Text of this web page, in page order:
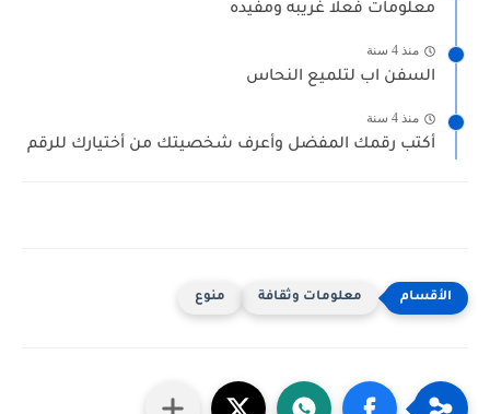
معلومات فعلا غريبه ومفيده
منذ 4 سنة
السفن اب لتلميع النحاس
منذ 4 سنة
أكتب رقمك المفضل وأعرف شخصيتك من أختيارك للرقم
معلومات وثقافة منوع